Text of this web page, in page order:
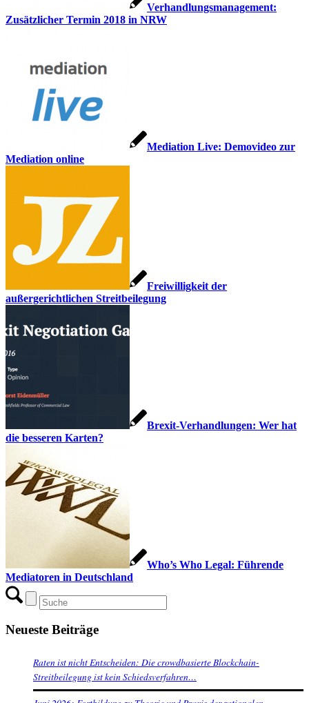
Verhandlungsmanagement:
Zusätzlicher Termin 2018 in NRW
Mediation Live: Demovideo zur
Mediation online
Freiwilligkeit der
außergerichtlichen Streitbeilegung
Brexit-Verhandlungen: Wer hat
die besseren Karten?
Who’s Who Legal: Führende
Mediatoren in Deutschland
Neueste Beiträge
Raten ist nicht Entscheiden: Die crowdbasierte Blockchain-
Streitbeilegung ist kein Schiedsverfahren…